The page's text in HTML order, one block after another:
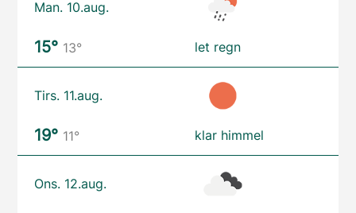
Man. 10.aug.
15° 13° let regn
Tirs. 11.aug.
19° 11° klar himmel
Ons. 12.aug.